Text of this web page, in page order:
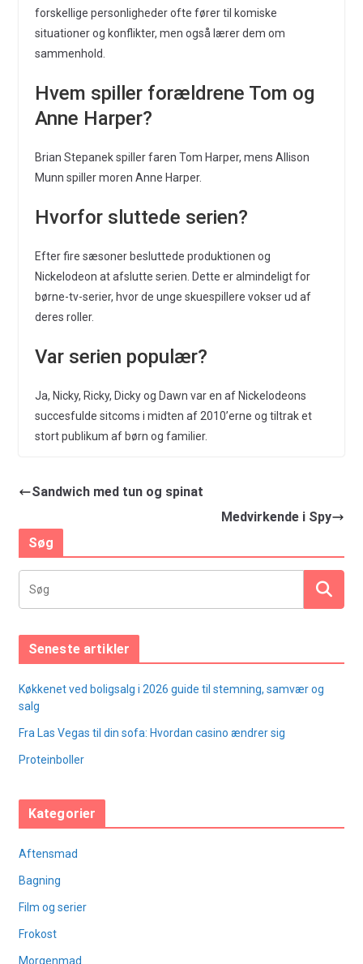
forskellige personligheder ofte fører til komiske
situationer og konflikter, men også lærer dem om
sammenhold.
Hvem spiller forældrene Tom og
Anne Harper?
Brian Stepanek spiller faren Tom Harper, mens Allison
Munn spiller moren Anne Harper.
Hvorfor sluttede serien?
Efter fire sæsoner besluttede produktionen og
Nickelodeon at afslutte serien. Dette er almindeligt for
børne-tv-serier, hvor de unge skuespillere vokser ud af
deres roller.
Var serien populær?
Ja, Nicky, Ricky, Dicky og Dawn var en af Nickelodeons
succesfulde sitcoms i midten af 2010’erne og tiltrak et
stort publikum af børn og familier.
Sandwich med tun og spinat
Medvirkende i Spy
Søg
Seneste artikler
Køkkenet ved boligsalg i 2026 guide til stemning, samvær og
salg
Fra Las Vegas til din sofa: Hvordan casino ændrer sig
Proteinboller
Kategorier
Aftensmad
Bagning
Film og serier
Frokost
Morgenmad